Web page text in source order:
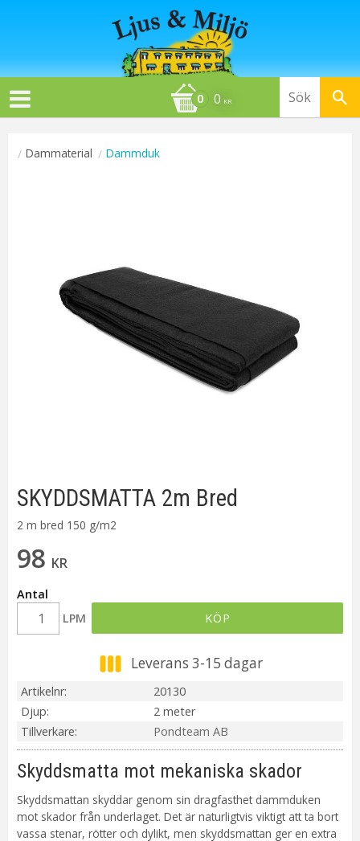
0 KR
Dammaterial Dammduk
SKYDDSMATTA 2m Bred
2 m bred 150 g/m2
98 KR
Antal
LPM
KÖP
Leverans 3-15 dagar
Artikelnr
20130
Djup
2 meter
Tillverkare
Pondteam AB
Skyddsmatta mot mekaniska skador
Skyddsmattan skyddar genom sin dragfasthet dammduken
mot skador från underlaget. Det är naturligtvis viktigt att ta bort
vassa stenar, rötter och dylikt, men skyddsmattan ger en extra